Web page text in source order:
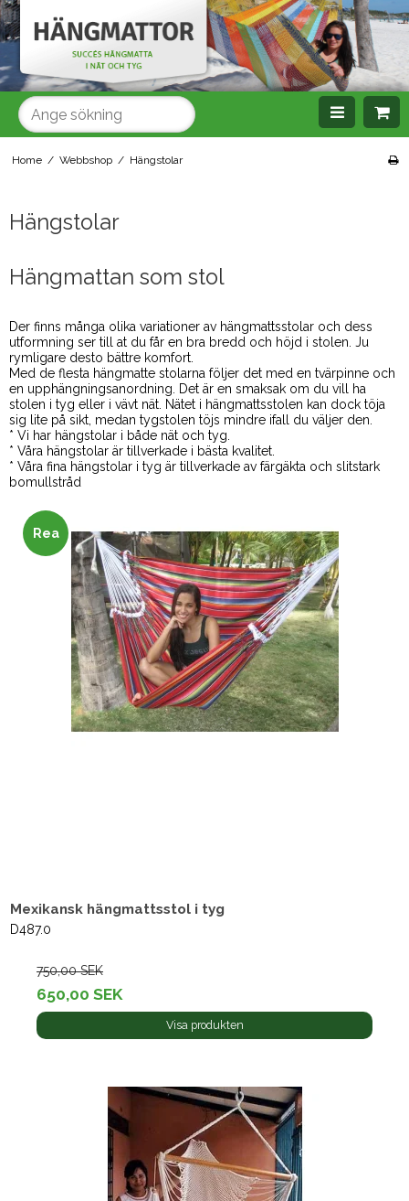
Home / Webbshop / Hängstolar
Hängstolar
Hängmattan som stol
Der finns många olika variationer av hängmattsstolar och dess
utformning ser till at du får en bra bredd och höjd i stolen. Ju
rymligare desto bättre komfort.
Med de flesta hängmatte stolarna följer det med en tvärpinne och
en upphängningsanordning. Det är en smaksak om du vill ha
stolen i tyg eller i vävt nät. Nätet i hängmattsstolen kan dock töja
sig lite på sikt, medan tygstolen töjs mindre ifall du väljer den.
* Vi har hängstolar i både nät och tyg.
* Våra hängstolar är tillverkade i bästa kvalitet.
* Våra fina hängstolar i tyg är tillverkade av färgäkta och slitstark
bomullstråd
Rea
Mexikansk hängmattsstol i tyg
D487.0
750,00 SEK
650,00 SEK
Visa produkten